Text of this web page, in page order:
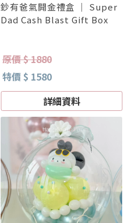
鈔有爸氣開金禮盒 ｜ Super
Dad Cash Blast Gift Box
原價 $ 1880
特價 $ 1580
詳細資料